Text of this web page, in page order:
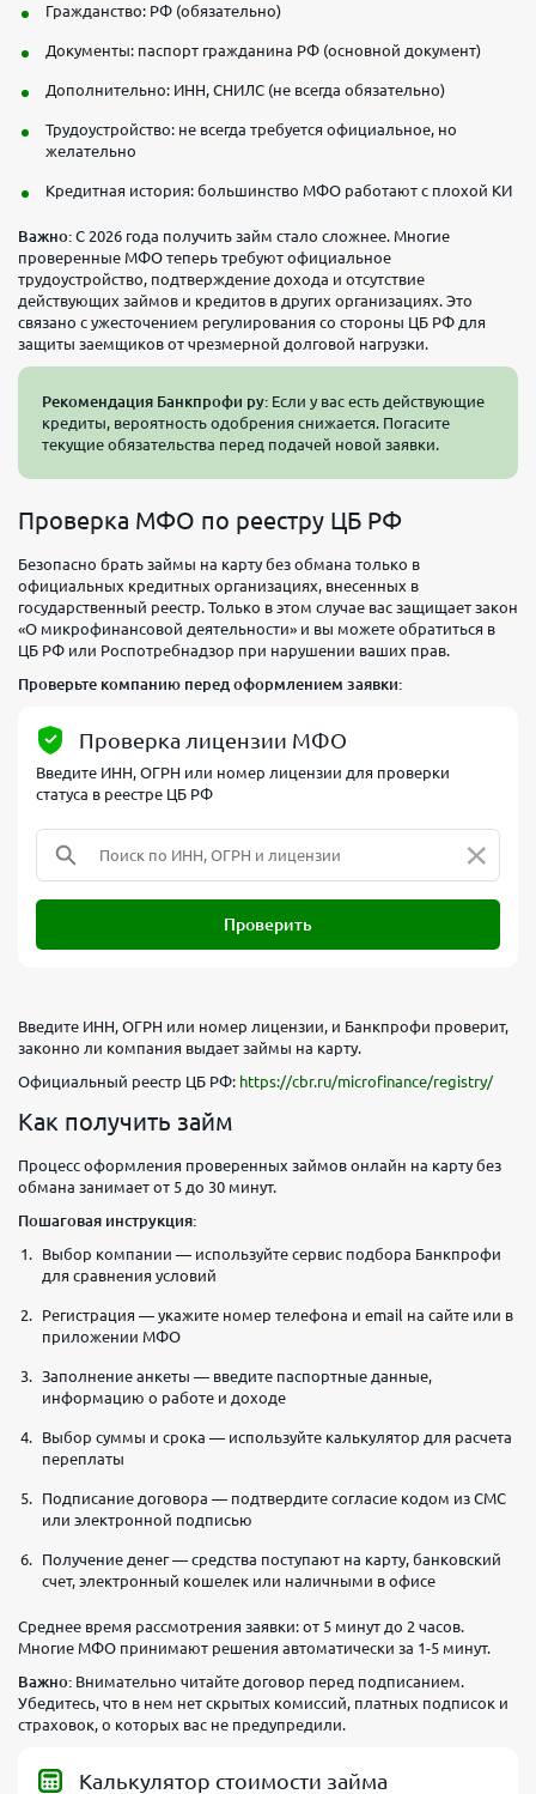
Гражданство: РФ (обязательно)
Документы: паспорт гражданина РФ (основной документ)
Дополнительно: ИНН, СНИЛС (не всегда обязательно)
Трудоустройство: не всегда требуется официальное, но
желательно
Кредитная история: большинство МФО работают с плохой КИ
Важно: С 2026 года получить займ стало сложнее. Многие
проверенные МФО теперь требуют официальное
трудоустройство, подтверждение дохода и отсутствие
действующих займов и кредитов в других организациях. Это
связано с ужесточением регулирования со стороны ЦБ РФ для
защиты заемщиков от чрезмерной долговой нагрузки.
Рекомендация Банкпрофи ру: Если у вас есть действующие
кредиты, вероятность одобрения снижается. Погасите
текущие обязательства перед подачей новой заявки.
Проверка МФО по реестру ЦБ РФ
Безопасно брать займы на карту без обмана только в
официальных кредитных организациях, внесенных в
государственный реестр. Только в этом случае вас защищает закон
«О микрофинансовой деятельности» и вы можете обратиться в
ЦБ РФ или Роспотребнадзор при нарушении ваших прав.
Проверьте компанию перед оформлением заявки:
Проверка лицензии МФО
Введите ИНН, ОГРН или номер лицензии для проверки
статуса в реестре ЦБ РФ
Проверить
×
Введите ИНН, ОГРН или номер лицензии, и Банкпрофи проверит,
законно ли компания выдает займы на карту.
Официальный реестр ЦБ РФ: https://cbr.ru/microfinance/registry/
Как получить займ
Процесс оформления проверенных займов онлайн на карту без
обмана занимает от 5 до 30 минут.
Пошаговая инструкция:
Выбор компании — используйте сервис подбора Банкпрофи
для сравнения условий
Регистрация — укажите номер телефона и email на сайте или в
приложении МФО
Заполнение анкеты — введите паспортные данные,
информацию о работе и доходе
Выбор суммы и срока — используйте калькулятор для расчета
переплаты
Подписание договора — подтвердите согласие кодом из СМС
или электронной подписью
Получение денег — средства поступают на карту, банковский
счет, электронный кошелек или наличными в офисе
Среднее время рассмотрения заявки: от 5 минут до 2 часов.
Многие МФО принимают решения автоматически за 1-5 минут.
Важно: Внимательно читайте договор перед подписанием.
Убедитесь, что в нем нет скрытых комиссий, платных подписок и
страховок, о которых вас не предупредили.
Калькулятор стоимости займа